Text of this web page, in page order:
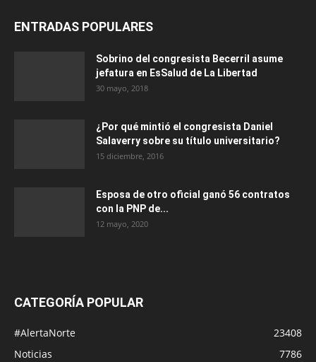
ENTRADAS POPULARES
Sobrino del congresista Becerril asume
jefatura en EsSalud de La Libertad
30 mayo, 2018
¿Por qué mintió el congresista Daniel
Salaverry sobre su título universitario?
15 diciembre, 2016
Esposa de otro oficial ganó 56 contratos
con la PNP de...
12 mayo, 2020
CATEGORÍA POPULAR
#AlertaNorte
23408
Noticias
7786